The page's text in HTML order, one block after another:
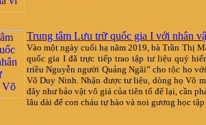
Trung tâm Lưu trữ quốc gia I với nhân
Vào một ngày cuối hạ năm 2019, bà Trần Thị
quốc gia I đã trực tiếp trao tập tư liệu quý
triều Nguyễn người Quảng Ngãi” cho tộc họ
Võ Duy Ninh. Nhận được tư liệu, dòng họ Võ
đây như bảo vật vô giá của tiên tổ để lại, cần
lâu dài để con cháu tự hào và noi gương học